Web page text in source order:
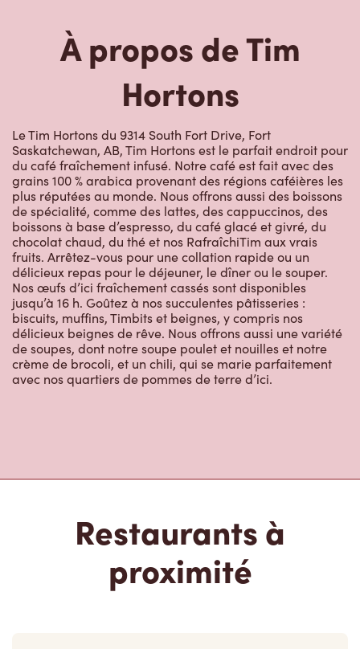
À propos de Tim
Hortons
Le Tim Hortons du 9314 South Fort Drive, Fort
Saskatchewan, AB, Tim Hortons est le parfait endroit pour
du café fraîchement infusé. Notre café est fait avec des
grains 100 % arabica provenant des régions caféières les
plus réputées au monde. Nous offrons aussi des boissons
de spécialité, comme des lattes, des cappuccinos, des
boissons à base d’espresso, du café glacé et givré, du
chocolat chaud, du thé et nos RafraîchiTim aux vrais
fruits. Arrêtez-vous pour une collation rapide ou un
délicieux repas pour le déjeuner, le dîner ou le souper.
Nos œufs d’ici fraîchement cassés sont disponibles
jusqu’à 16 h. Goûtez à nos succulentes pâtisseries :
biscuits, muffins, Timbits et beignes, y compris nos
délicieux beignes de rêve. Nous offrons aussi une variété
de soupes, dont notre soupe poulet et nouilles et notre
crème de brocoli, et un chili, qui se marie parfaitement
avec nos quartiers de pommes de terre d’ici.
proximité